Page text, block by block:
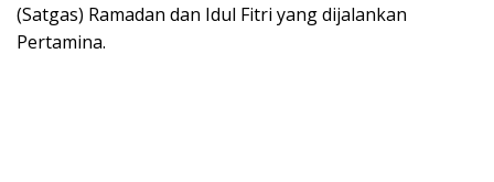
(Satgas) Ramadan dan Idul Fitri yang dijalankan
Pertamina.